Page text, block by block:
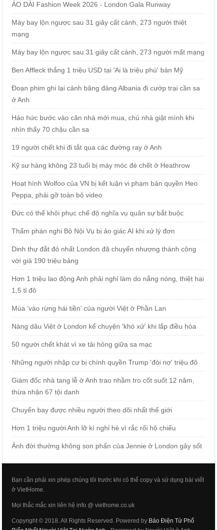
ÁO DÀI Fashion Week 2026 - London Gala Runway
Máy bay lộn ngược sau 31 giây cất cánh, 273 người thiệt
mạng
Máy bay lộn ngược sau 31 giây cất cánh, 273 người mất mạng
Ben Affleck thắng 1 triệu USD tại 'Ai là triệu phú' bản Mỹ
Đoạn phim ghi lại cảnh băng đảng Albania đi cướp trại cần sa
ở Anh
Háo hức bước vào căn nhà mới mua, chủ nhà giật mình khi
nhìn thấy 70 chậu cần sa
19 người chết khi đi tắt qua các đường ray ở Anh
Kỹ sư hàng không 23 tuổi bị máy móc đè chết ở Heathrow
Hoạt hình Wolfoo của VN bị kết luận vi phạm bản quyền Heo
Peppa, phải gỡ toàn bộ video
Đức có thể khôi phục chế độ nghĩa vụ quân sự bắt buộc
Thẩm phán nghi Bộ Nội Vụ bị ảo giác AI khi xử lý đơn
Dinh thự đắt đỏ nhất London đã chuyển nhượng thành công
với giá 190 triệu bảng
Hơn 1 triệu lao động Anh phải nghỉ làm do nắng nóng, thiệt hại
1,5 tỉ đô
Mùa 'vào rừng hái tiền' của người Việt ở Phần Lan
Nàng dâu Việt ở London kể chuyện 'khó xử' khi lắp điều hòa
50 người chết khát vì xe tải hỏng giữa sa mạc
Những người nhập cư bị chính quyền Trump 'đòi nợ' triệu đô
Giám đốc nhà tang lễ ở Anh trao nhầm tro cốt suốt 12 năm,
thừa nhận 67 tội danh
Chuyến bay được nhiều người theo dõi nhất thế giới
Hơn 1 triệu người Anh lỡ kì nghỉ hè vì rắc rối hộ chiếu
Ảnh đời thường không son phấn của Jennie ở London gây sốt
Bạn cần phải xin phép chúng tôi trước khi có thể copy và sử dụng bài viết
ở VietHome.
Mọi thắc mắc xin liên hệ info @ viethome.co.uk
Copyright © 2018. All Rights Reserved. Powered by Báo Điện Tử Phổ